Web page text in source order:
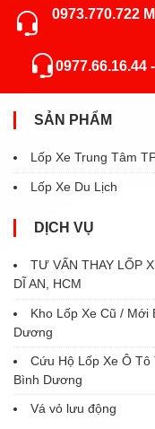
0973.770.722
0977.66.16.44
SẢN PHẨM
Lốp Xe Trung Tâm
Lốp Xe Du Lịch
DỊCH VỤ
TƯ VẤN THAY LỐP
DĨ AN, HCM
Kho Lốp Xe Cũ / Mới
Dương
Cứu Hộ Lốp Xe Ô Tô
Bình Dương
Vá vỏ lưu động